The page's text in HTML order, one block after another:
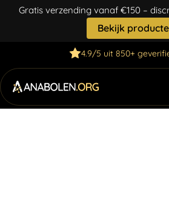
Gratis verzending vanaf €150 –
Bekijk
4.9/5 uit 850+